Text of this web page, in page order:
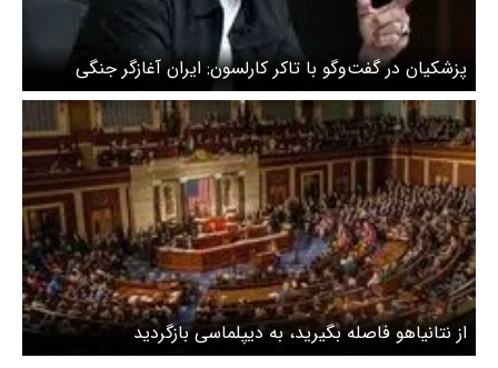
پزشکیان در گفت‌وگو با تاکر کارلسون: ایران آغازگر جنگی
نبوده/ جمهوری اسلامی ایران به دنبال سلاح هسته‌ای نیست
از نتانیاهو فاصله بگیرید، به دیپلماسی بازگردید